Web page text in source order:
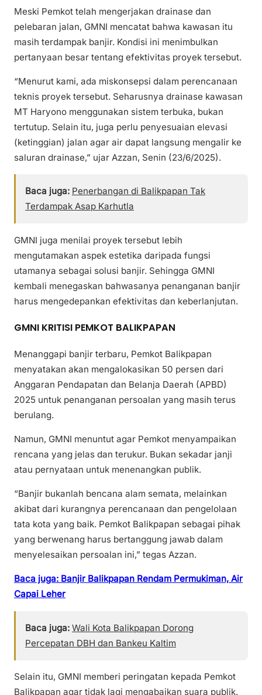
Meski Pemkot telah mengerjakan drainase dan
pelebaran jalan, GMNI mencatat bahwa kawasan itu
masih terdampak banjir. Kondisi ini menimbulkan
pertanyaan besar tentang efektivitas proyek tersebut.
“Menurut kami, ada miskonsepsi dalam perencanaan
teknis proyek tersebut. Seharusnya drainase kawasan
MT Haryono menggunakan sistem terbuka, bukan
tertutup. Selain itu, juga perlu penyesuaian elevasi
(ketinggian) jalan agar air dapat langsung mengalir ke
saluran drainase,” ujar Azzan, Senin (23/6/2025).
Baca juga: Penerbangan di Balikpapan Tak
Terdampak Asap Karhutla
GMNI juga menilai proyek tersebut lebih
mengutamakan aspek estetika daripada fungsi
utamanya sebagai solusi banjir. Sehingga GMNI
kembali menegaskan bahwasanya penanganan banjir
harus mengedepankan efektivitas dan keberlanjutan.
GMNI KRITISI PEMKOT BALIKPAPAN
Menanggapi banjir terbaru, Pemkot Balikpapan
menyatakan akan mengalokasikan 50 persen dari
Anggaran Pendapatan dan Belanja Daerah (APBD)
2025 untuk penanganan persoalan yang masih terus
berulang.
Namun, GMNI menuntut agar Pemkot menyampaikan
rencana yang jelas dan terukur. Bukan sekadar janji
atau pernyataan untuk menenangkan publik.
“Banjir bukanlah bencana alam semata, melainkan
akibat dari kurangnya perencanaan dan pengelolaan
tata kota yang baik. Pemkot Balikpapan sebagai pihak
yang berwenang harus bertanggung jawab dalam
menyelesaikan persoalan ini,” tegas Azzan.
Baca juga: Banjir Balikpapan Rendam Permukiman, Air
Capai Leher
Baca juga: Wali Kota Balikpapan Dorong
Percepatan DBH dan Bankeu Kaltim
Selain itu, GMNI memberi peringatan kepada Pemkot
Balikpapan agar tidak lagi mengabaikan suara publik.